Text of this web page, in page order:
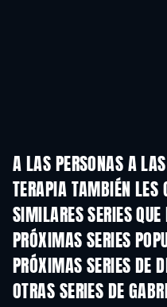
A LAS PERSONAS A LAS
TERAPIA TAMBIÉN LES
TV
SIMILARES SERIES QUE
TV
PRÓXIMAS SERIES
TV
PRÓXIMAS SERIES DE
Temporada 6
OTRAS SERIES DE